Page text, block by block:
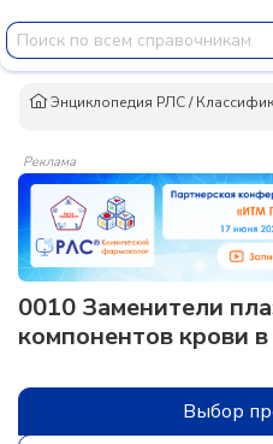
Энциклопедия РЛС/
Реклама
0010 Заменители
компонентов крови
Выбор